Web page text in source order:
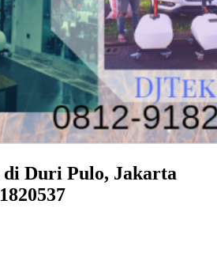
di Duri Pulo, Jakarta